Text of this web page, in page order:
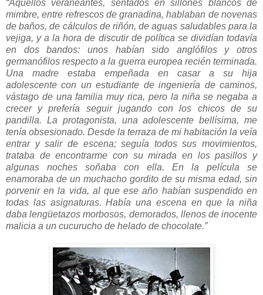
“Aquellos veraneantes, sentados en sillones blancos de
mimbre, entre refrescos de granadina, hablaban de novenas
de baños, de cálculos de riñón, de aguas saludables para la
vejiga, y a la hora de discutir de política se dividían todavía
en dos bandos: unos habían sido anglófilos y otros
germanófilos respecto a la guerra europea recién terminada.
Una madre estaba empeñada en casar a su hija
adolescente con un estudiante de ingeniería de caminos,
vástago de una familia muy rica, pero la niña se negaba a
crecer y prefería seguir jugando con los chicos de su
pandilla. La protagonista, una adolescente bellísima, me
tenía obsesionado. Desde la terraza de mi habitación la veía
entrar y salir de escena; seguía todos sus movimientos,
trataba de encontrarme con su mirada en los pasillos y
algunas noches soñaba con ella. En la película se
enamoraba de un muchacho gordito de su misma edad, sin
porvenir en la vida, al que ese año habían suspendido en
todas las asignaturas. Había una escena en que la niña
daba lengüetazos morbosos, demorados, llenos de inocente
malicia a un cucurucho de helado de chocolate.”